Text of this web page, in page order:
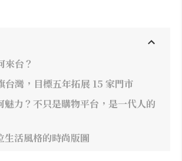
台？
灣，目標五年拓展 15 家門市
力？不只是購物平台，是一代人的
生活風格的時尚版圖